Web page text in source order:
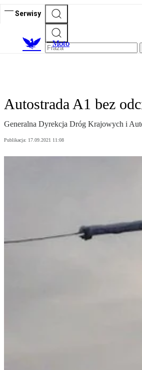
Serwisy
Moto
Autostrada A1 bez
Generalna Dyrekcja Dróg Krajowych i
Publikacja: 17.09.2021 11:08